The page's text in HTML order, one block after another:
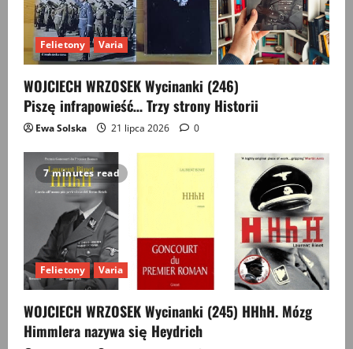
Felietony Varia
WOJCIECH WRZOSEK Wycinanki (246)
Piszę infrapowieść… Trzy strony Historii
Ewa Solska 21 lipca 2026 0
7 minutes read
Felietony Varia
WOJCIECH WRZOSEK Wycinanki (245) HHhH. Mózg
Himmlera nazywa się Heydrich